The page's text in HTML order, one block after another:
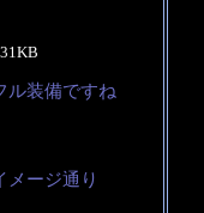
ル装備ですね
メージ通り